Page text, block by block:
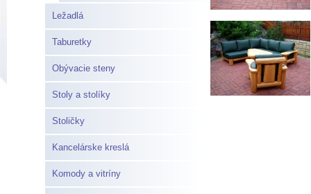
Ležadlá
Taburetky
Obývacie steny
Stoly a stolíky
Stoličky
Kancelárske kreslá
Komody a vitríny